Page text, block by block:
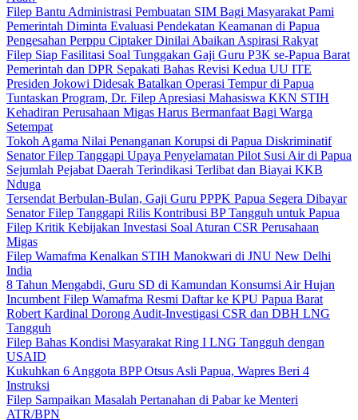
Filep Bantu Administrasi Pembuatan SIM Bagi Masyarakat Pami
Pemerintah Diminta Evaluasi Pendekatan Keamanan di Papua
Pengesahan Perppu Ciptaker Dinilai Abaikan Aspirasi Rakyat
Filep Siap Fasilitasi Soal Tunggakan Gaji Guru P3K se-Papua Barat
Pemerintah dan DPR Sepakati Bahas Revisi Kedua UU ITE
Presiden Jokowi Didesak Batalkan Operasi Tempur di Papua
Tuntaskan Program, Dr. Filep Apresiasi Mahasiswa KKN STIH
Kehadiran Perusahaan Migas Harus Bermanfaat Bagi Warga
Setempat
Tokoh Agama Nilai Penanganan Korupsi di Papua Diskriminatif
Senator Filep Tanggapi Upaya Penyelamatan Pilot Susi Air di Papua
Sejumlah Pejabat Daerah Terindikasi Terlibat dan Biayai KKB
Nduga
Tersendat Berbulan-Bulan, Gaji Guru PPPK Papua Segera Dibayar
Senator Filep Tanggapi Rilis Kontribusi BP Tangguh untuk Papua
Filep Kritik Kebijakan Investasi Soal Aturan CSR Perusahaan
Migas
Filep Wamafma Kenalkan STIH Manokwari di JNU New Delhi
India
8 Tahun Mengabdi, Guru SD di Kamundan Konsumsi Air Hujan
Incumbent Filep Wamafma Resmi Daftar ke KPU Papua Barat
Robert Kardinal Dorong Audit-Investigasi CSR dan DBH LNG
Tangguh
Filep Bahas Kondisi Masyarakat Ring I LNG Tangguh dengan
USAID
Kukuhkan 6 Anggota BPP Otsus Asli Papua, Wapres Beri 4
Instruksi
Filep Sampaikan Masalah Pertanahan di Pabar ke Menteri
ATR/BPN